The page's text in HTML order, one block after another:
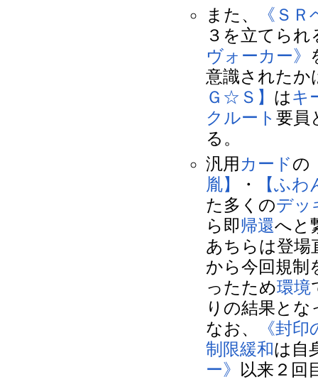
また、
《Ｓ
３を立てら
ヴォーカー》
意識されたか
Ｇ☆Ｓ】 はキ
クルート要員
る。
汎用カードの
胤】
・
【ふ
た多くのデッ
ら即帰還へと
あちらは登場
から今回規制
ったため環境
りの結果とな
なお、
《封
制限緩和は自
ー》
以来２回